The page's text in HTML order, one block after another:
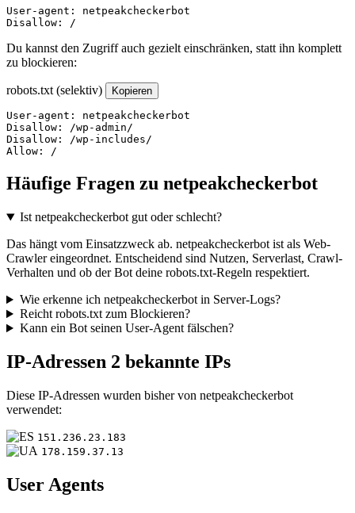
User-agent: netpeakcheckerbot
Disallow: /
Du kannst den Zugriff auch gezielt einschränken, statt ihn komplett
zu blockieren:
robots.txt (selektiv) Kopieren
User-agent: netpeakcheckerbot
Disallow: /wp-admin/
Disallow: /wp-includes/
Allow: /
Häufige Fragen zu netpeakcheckerbot
Ist netpeakcheckerbot gut oder schlecht?
Das hängt vom Einsatzzweck ab. netpeakcheckerbot ist als Web-
Crawler eingeordnet. Entscheidend sind Nutzen, Serverlast, Crawl-
Verhalten und ob der Bot deine robots.txt-Regeln respektiert.
Wie erkenne ich netpeakcheckerbot in Server-Logs?
Reicht robots.txt zum Blockieren?
Kann ein Bot seinen User-Agent fälschen?
IP-Adressen 2 bekannte IPs
Diese IP-Adressen wurden bisher von netpeakcheckerbot
verwendet:
151.236.23.183
178.159.37.13
User Agents